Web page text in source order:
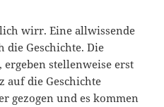
wirr. Eine allwissende
die Geschichte. Die
stellenweise erst
auf die Geschichte
gezogen und es kommen